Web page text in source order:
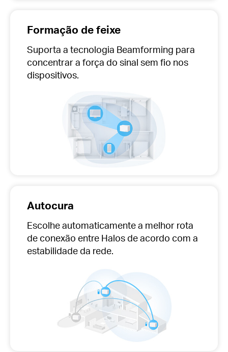
Formação de feixe
Suporta a tecnologia Beamforming para
concentrar a força do sinal sem fio nos
dispositivos.
Autocura
Escolhe automaticamentea melhor rota
de conexão entre Halos de acordo com a
estabilidade da rede.